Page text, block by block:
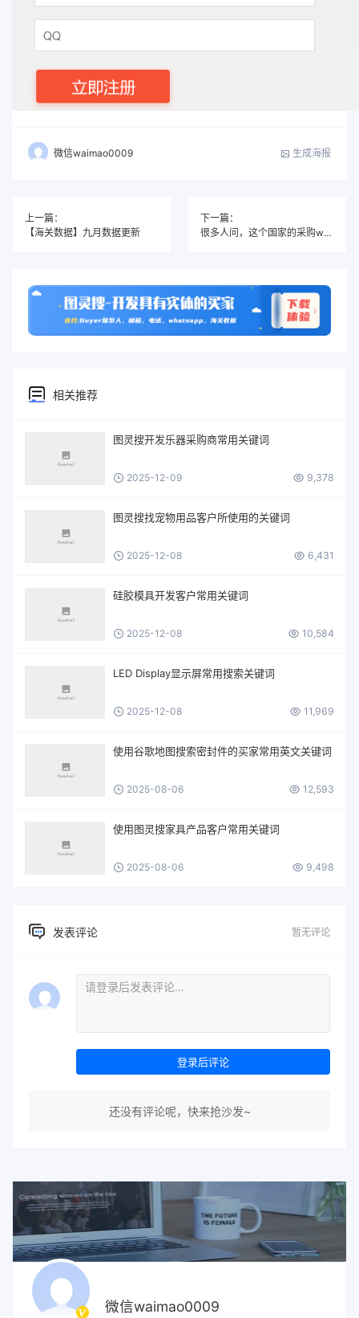
微信waimao0009 生成海报
上一篇：
【海关数据】九月数据更新
下一篇：
很多人问，这个国家的采购whatsapp怎么找
相关推荐
图灵搜开发乐器采购商常用关键词
2025-12-09 9,378
图灵搜找宠物用品客户所使用的关键词
2025-12-08 6,431
硅胶模具开发客户常用关键词
2025-12-08 10,584
LED Display显示屏常用搜索关键词
2025-12-08 11,969
使用谷歌地图搜索密封件的买家常用英文关键词
2025-08-06 12,593
使用图灵搜家具产品客户常用关键词
2025-08-06 9,498
发表评论 暂无评论
登录后评论
还没有评论呢，快来抢沙发~
微信waimao0009